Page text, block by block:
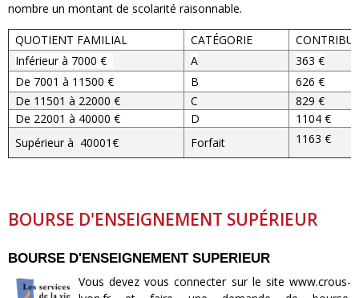
nombre un montant de scolarité raisonnable.
QUOTIENT FAMILIAL CATÉGORIE
Inférieur à 7000 €
A
363 €
De 7001 à 11500 €
B
626 €
De 11501 à 22000 €
C
829 €
De 22001 à 40000 €
D
1104 €
Supérieur à 40001€
Forfait 1163 €
BOURSE D'ENSEIGNEMENT SUPÉRIEUR
BOURSE D'ENSEIGNEMENT SUPERIEUR
Vous devez vous connecter sur le site www.crous-